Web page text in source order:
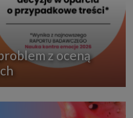
z oceną